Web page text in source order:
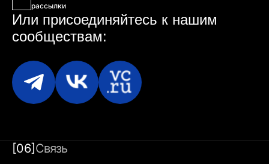
рассылки
Или присоединяйтесь к нашим
сообществам:
[06]Связь